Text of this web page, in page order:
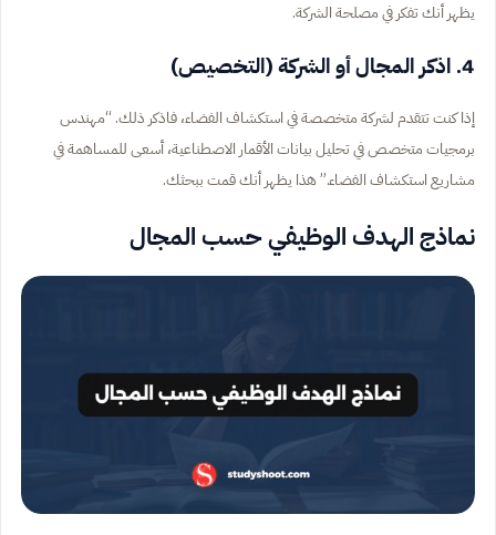
يظهر أنك تفكر في مصلحة الشركة.
4. اذكر المجال أو الشركة (التخصيص)
إذا كنت تتقدم لشركة متخصصة في استكشاف الفضاء، فاذكر ذلك. “مهندس
برمجيات متخصص في تحليل بيانات الأقمار الاصطناعية، أسعى للمساهمة في
مشاريع استكشاف الفضاء.” هذا يظهر أنك قمت ببحثك.
نماذج الهدف الوظيفي حسب المجال